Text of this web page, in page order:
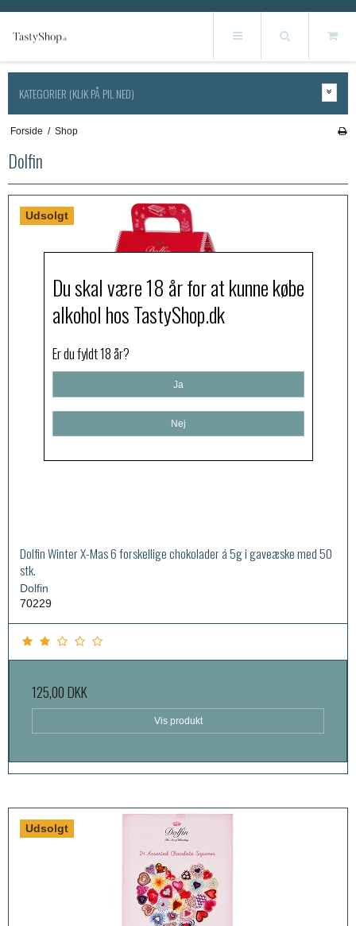
KATEGORIER (KLIK PÅ PIL NED)
Forside / Shop
Dolfin
Udsolgt
Dolfin Winter X-Mas 6 forskellige chokolader á 5g i gaveæske med 50
stk.
Dolfin
70229
125,00 DKK
Vis produkt
Udsolgt
Du skal være 18 år for at kunne købe
alkohol hos TastyShop.dk
Er du fyldt 18 år?
Ja
Nej